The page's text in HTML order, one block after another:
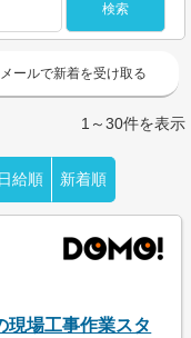
メールで新着を受け取る
1～30件を表示
日給順 新着順
現場工事作業スタ